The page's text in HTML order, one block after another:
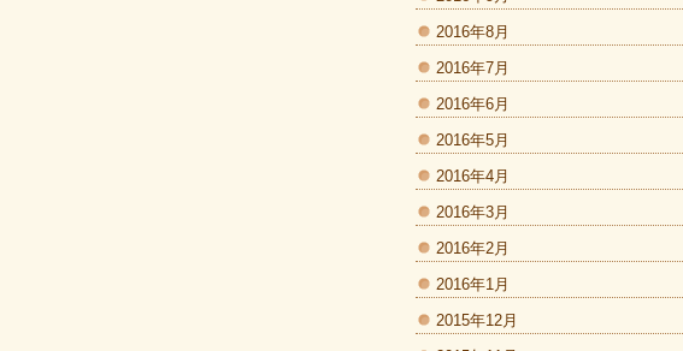
2016年8月
2016年7月
2016年6月
2016年5月
2016年4月
2016年3月
2016年2月
2016年1月
2015年12月